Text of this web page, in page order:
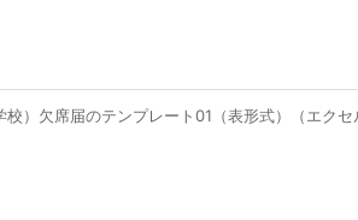
校）欠席届のテンプレート01（表形式）（エクセ